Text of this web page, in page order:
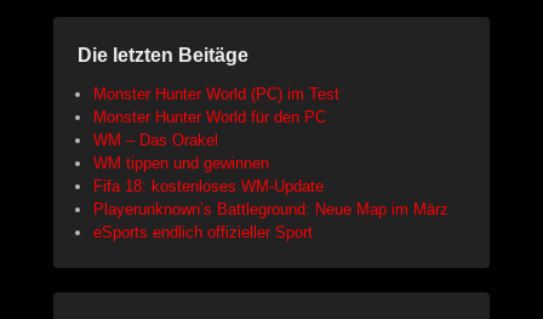
Die letzten Beitäge
Monster Hunter World (PC) im Test
Monster Hunter World für den PC
WM – Das Orakel
WM tippen und gewinnen
Fifa 18: kostenloses WM-Update
Playerunknown’s Battleground: Neue Map im März
eSports endlich offizieller Sport